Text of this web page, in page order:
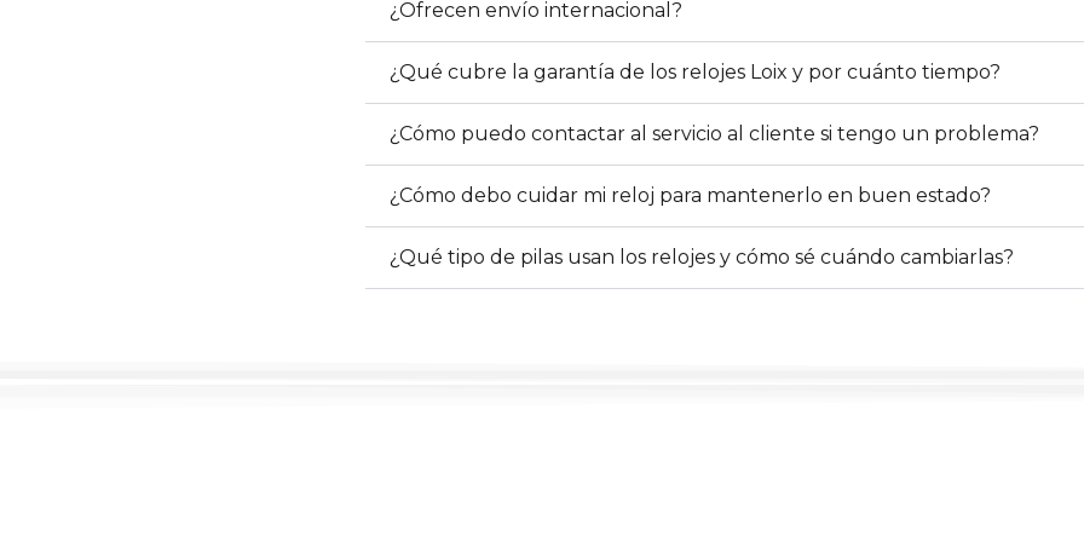
¿Ofrecen envío internacional?
¿Qué cubre la garantía de los relojes Loix y por cuánto tiempo?
¿Cómo puedo contactar al servicio al cliente si tengo un problema?
¿Cómo debo cuidar mi reloj para mantenerlo en buen estado?
¿Qué tipo de pilas usan los relojes y cómo sé cuándo cambiarlas?